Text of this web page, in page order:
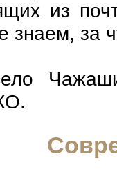
из
знаем, за